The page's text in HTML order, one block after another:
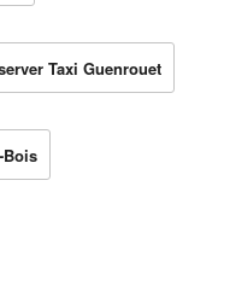
Taxi Guenrouet
Bois